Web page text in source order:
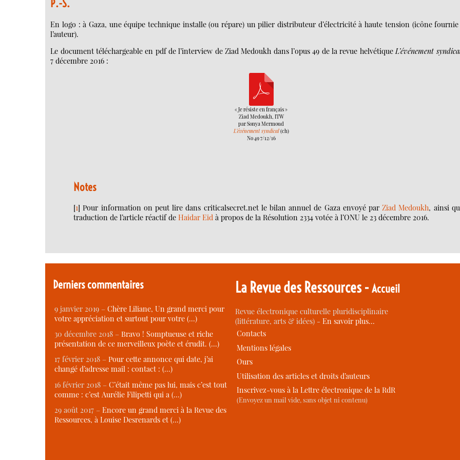
P.-S.
En logo : à Gaza, une équipe technique installe (ou répare) un pilier distributeur d’électricité à haute tension (icône
l’auteur).
Le document téléchargeable en pdf de l’interview de Ziad Medoukh dans l’opus 49 de la revue helvétiqueL’événement
7 décembre 2016 :
« Je résiste en français »
Ziad Medoukh, ITW
par Sonya Mermoud
L’événement syndical(ch)
No 49 7/12/16
Notes
[1]Pour information on peut lire dans criticalsecret.net le bilan annuel de Gaza envoyé parZiad Medoukh, ainsi
traduction de l’article réactif deHaidar Eid à propos de la Résolution 2334 votée à l’ONU le 23 décembre 2016.
Derniers commentaires
9 janvier 2019 – Chère Liliane, Un grand merci pour
votre appréciation et surtout pour votre (…)
30 décembre 2018 – Bravo ! Somptueuse et riche
présentation de ce merveilleux poète et érudit. (…)
17 février 2018 – Pour cette annonce qui date, j’ai
changé d’adresse mail : contact : (…)
16 février 2018 – C’était même pas lui, mais c’est tout
comme : c’est Aurélie Filipetti qui a (…)
29 août 2017 – Encore un grand merci à la Revue des
Ressources, à Louise Desrenards et (…)
La Revue des Ressources -Accueil
Revue électronique culturelle pluridisciplinaire
(littérature, arts & idées) -En savoir plus…
Contacts
Mentions légales
Ours
Utilisation des articles et droits d’auteurs
Inscrivez-vous à la Lettre électronique de la RdR
(Envoyez un mail vide, sans objet ni contenu)